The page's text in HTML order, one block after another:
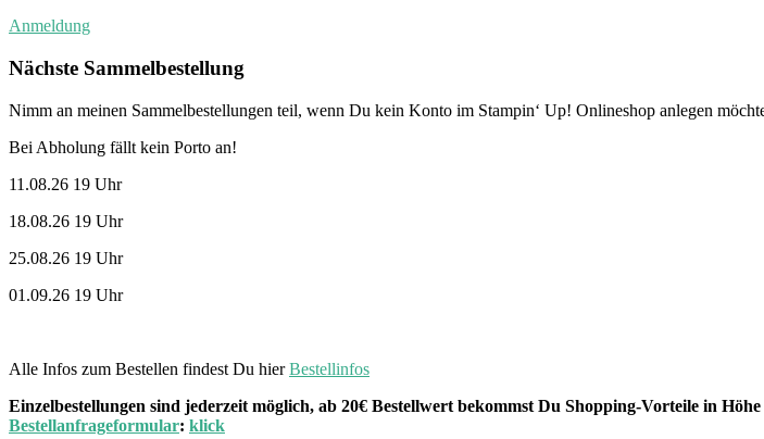
Anmeldung
Nächste Sammelbestellung
Nimm an meinen Sammelbestellungen teil, wenn Du kein Konto im Stampin‘ Up! Onlineshop anlegen
Bei Abholung fällt kein Porto an!
11.08.26 19 Uhr
18.08.26 19 Uhr
25.08.26 19 Uhr
01.09.26 19 Uhr
Alle Infos zum Bestellen findest Du hierBestellinfos
Einzelbestellungen sind jederzeit möglich, ab 20€ Bestellwert bekommst Du Shopping-Vorteile in
Bestellanfrageformular: klick